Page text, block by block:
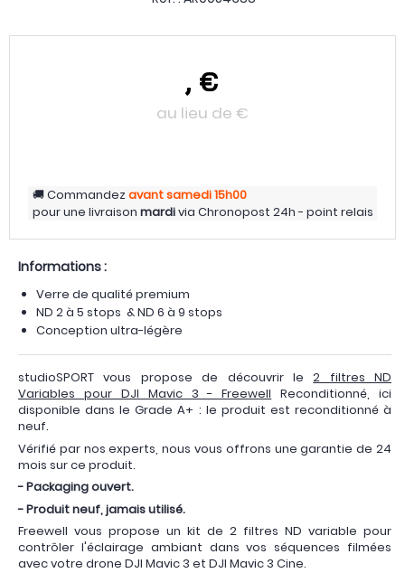
, €
au lieu de €
Commandezavant samedi15h00
pour une livraison mardivia Chronopost 24h - point relais
Informations :
Verre de qualité premium
ND 2 à 5 stops & ND 6 à 9 stops
Conception ultra-légère
studioSPORT vous propose de découvrir le2 filtres ND
Variables pour DJI Mavic 3 - Freewell Reconditionné, ici
disponible dans le Grade A+ : le produit est reconditionné à
neuf.
Vérifié par nos experts, nous vous offrons une garantie de 24
mois sur ce produit.
- Packaging ouvert.
- Produit neuf, jamais utilisé.
Freewell vous propose un kit de 2 filtres ND variable pour
contrôler l'éclairage ambiant dans vos séquences filmées
avec votre drone DJI Mavic 3 et DJI Mavic 3 Cine.